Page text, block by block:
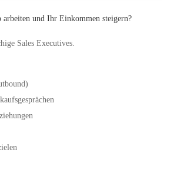
und Ihr Einkommen steigern?
Sales Executives.